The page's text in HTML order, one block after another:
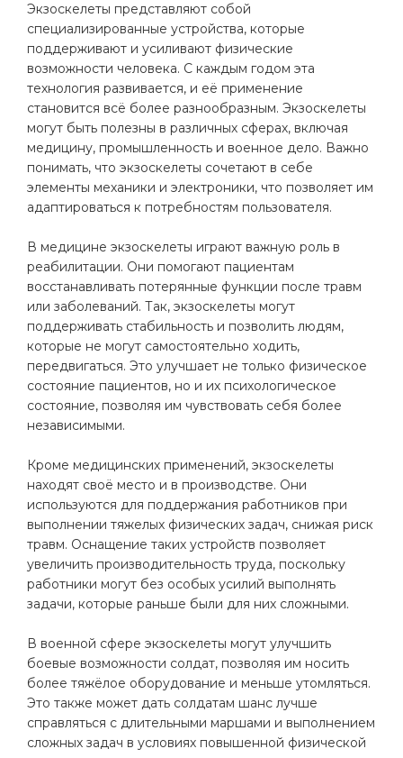
Экзоскелеты представляют собой
специализированные устройства, которые
поддерживают и усиливают физические
возможности человека. С каждым годом эта
технология развивается, и её применение
становится всё более разнообразным. Экзоскелеты
могут быть полезны в различных сферах, включая
медицину, промышленность и военное дело. Важно
понимать, что экзоскелеты сочетают в себе
элементы механики и электроники, что позволяет им
адаптироваться к потребностям пользователя.
В медицине экзоскелеты играют важную роль в
реабилитации. Они помогают пациентам
восстанавливать потерянные функции после травм
или заболеваний. Так, экзоскелеты могут
поддерживать стабильность и позволить людям,
которые не могут самостоятельно ходить,
передвигаться. Это улучшает не только физическое
состояние пациентов, но и их психологическое
состояние, позволяя им чувствовать себя более
независимыми.
Кроме медицинских применений, экзоскелеты
находят своё место и в производстве. Они
используются для поддержания работников при
выполнении тяжелых физических задач, снижая риск
травм. Оснащение таких устройств позволяет
увеличить производительность труда, поскольку
работники могут без особых усилий выполнять
задачи, которые раньше были для них сложными.
В военной сфере экзоскелеты могут улучшить
боевые возможности солдат, позволяя им носить
более тяжёлое оборудование и меньше утомляться.
Это также может дать солдатам шанс лучше
справляться с длительными маршами и выполнением
сложных задач в условиях повышенной физической